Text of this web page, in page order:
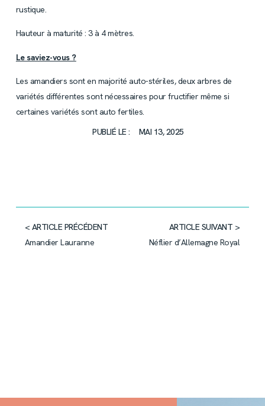
rustique.
Hauteur à maturité : 3 à 4 mètres.
Le saviez-vous ?
Les amandiers sont en majorité auto-stériles, deux arbres de
variétés différentes sont nécessaires pour fructifier même si
certaines variétés sont auto fertiles.
PUBLIÉ LE :
MAI 13, 2025
< ARTICLE PRÉCÉDENT
Amandier Lauranne
ARTICLE SUIVANT >
Néflier d’Allemagne Royal